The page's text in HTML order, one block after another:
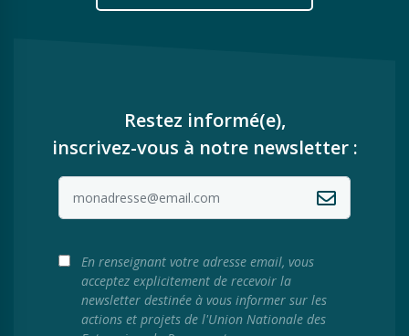
Restez informé(e),
inscrivez-vous à notre newsletter :
En renseignant votre adresse email, vous
acceptez explicitement de recevoir la
newsletter destinée à vous informer sur les
actions et projets de l'Union Nationale des